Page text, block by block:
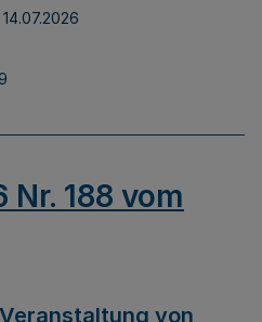
14.07.2026
Nr. 188 vom
von